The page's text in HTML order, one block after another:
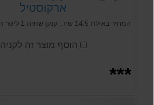
ארקוסטיל
הוסף מוצר זה לקניה
***